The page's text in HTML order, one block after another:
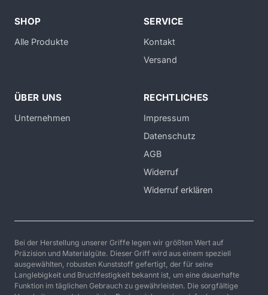
SHOP
Alle Produkte
SERVICE
Kontakt
Versand
ÜBER UNS
Unternehmen
RECHTLICHES
Impressum
Datenschutz
AGB
Widerruf
Widerruf erklären
Bei der Herstellung unserer Griffe legen wir größten Wert auf
Präzision und Materialgüte. Dieser Griff wird aus einem speziell
ausgewählten, robusten Kunststoff gefertigt, der für seine
Langlebigkeit und Bruchfestigkeit bekannt ist, um eine dauerhafte
Funktion im täglichen Gebrauch zu gewährleisten. Die sorgfältige